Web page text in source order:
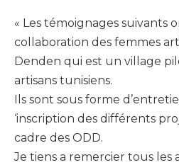
« Les témoignages suivants
collaboration des femmes
Denden qui est un village
artisans tunisiens.
Ils sont sous forme
‘inscription des différents
cadre des ODD.
Je tiens a remercier tous les